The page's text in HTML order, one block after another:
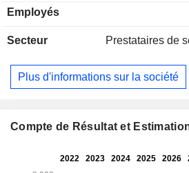
offre un accès personnalisé et
University of the Caribbean School
deux campus situés à Saint-
Royaume-Uni. La Chamberlain
campus à travers le pays ainsi
professionnels en activité
Employés
Secteur Prestataires de
Plus d'informations sur la société
Compte de Résultat et